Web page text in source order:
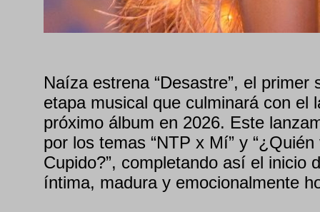
Naíza estrena “Desastre”, el primer
etapa musical que culminará con el
próximo álbum en 2026. Este
por los temas “NTP x Mí” y
Cupido?”, completando así el inicio
íntima, madura y emocionalmente